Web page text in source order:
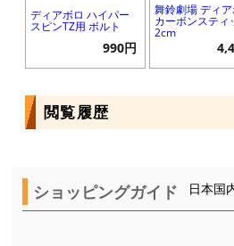
ディアボロ ハイパー
スピンTZ用 ボルト
990円
舞鈴劇場 ディア
カーボンスティ
2cm
閲覧履歴
ショッピングガイド 日本国